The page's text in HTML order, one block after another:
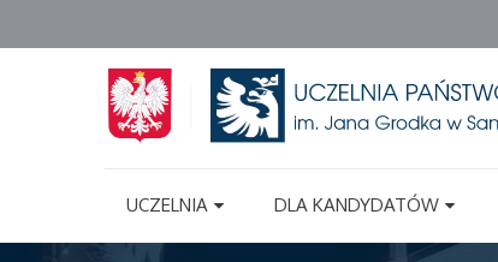
UCZELNIA DLA KANDYDATÓW